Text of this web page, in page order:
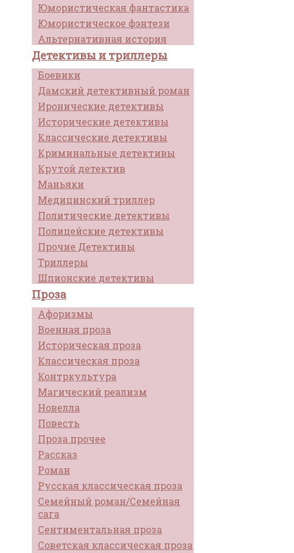
Юмористическая фантастика
Юмористическое фэнтези
Альтернативная история
Детективы и триллеры
Боевики
Дамский детективный роман
Иронические детективы
Исторические детективы
Классические детективы
Криминальные детективы
Крутой детектив
Маньяки
Медицинский триллер
Политические детективы
Полицейские детективы
Прочие Детективы
Триллеры
Шпионские детективы
Проза
Афоризмы
Военная проза
Историческая проза
Классическая проза
Контркультура
Магический реализм
Новелла
Повесть
Проза прочее
Рассказ
Роман
Русская классическая проза
Семейный роман/Семейная
сага
Сентиментальная проза
Советская классическая проза